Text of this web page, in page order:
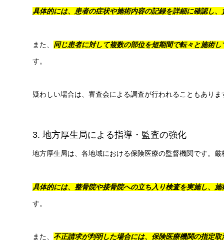
具体的には、患者の症状や施術内容の記録を詳細に確認し
また、 同じ患者に対して複数の部位を短期間で転々と施術
す。
疑わしい場合は、審査会による調査が行われることもありま
3. 地方厚生局による指導・監査の強化
地方厚生局は、各地域における保険医療の監督機関です。
具体的には、整骨院や接骨院への立ち入り検査を実施し、
す。
また、 不正請求が判明した場合には、保険医療機関の指定取